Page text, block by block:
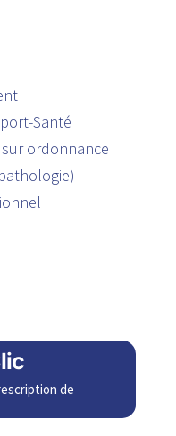
Santé
ordonnance
de